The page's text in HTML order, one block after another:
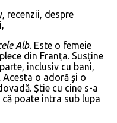
Alb. Este o femeie
din Franța. Susține
inclusiv cu bani,
o adoră și o
Știe cu cine s-a
poate intra sub lupa